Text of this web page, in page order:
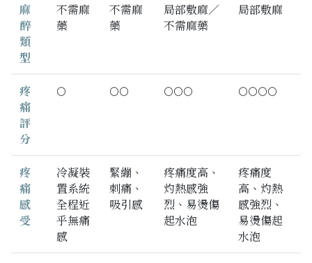
麻
醉
類
型
不需麻
藥
不需麻
藥
局部敷麻／
不需麻藥
局部敷麻
疼
痛
評
分
🌕 🌕🌕 🌕🌕🌕 🌕🌕🌕🌕
疼
痛
感
受
冷凝裝
置系統
全程近
乎無痛
感
緊繃、
刺痛、
吸引感
疼痛度高、
灼熱感強
烈、易燙傷
起水泡
疼痛度
高、灼熱
感強烈、
易燙傷起
水泡